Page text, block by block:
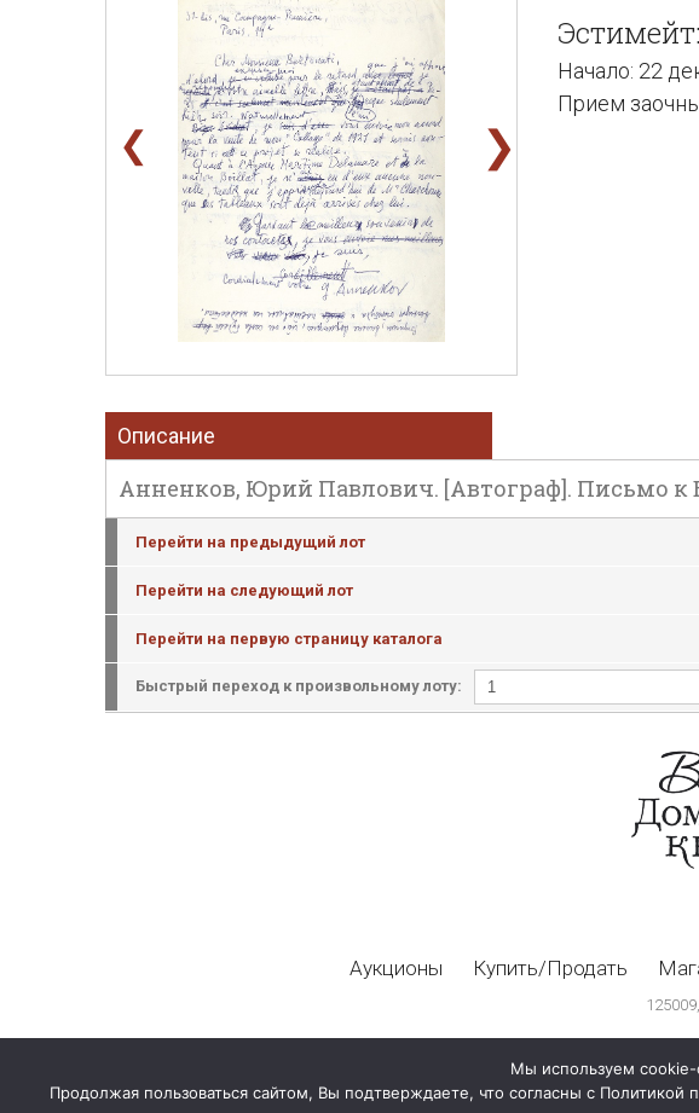
❮ ❯
Начало: 22
Прием
Описание
Анненков, Юрий Павлович. [Автограф]. Письмо к
Перейти на предыдущий лот
Перейти на следующий лот
Перейти на первую страницу каталога
Быстрый переход к произвольному лоту:
Аукционы Купить/Продать
Мы используем cookie-
Продолжая пользоваться сайтом, Вы подтверждаете, что согласны с